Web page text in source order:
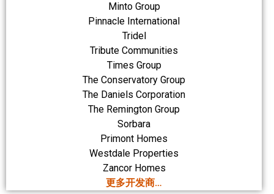
Minto Group
Pinnacle International
Tridel
Tribute Communities
Times Group
The Conservatory Group
The Daniels Corporation
The Remington Group
Sorbara
Primont Homes
Westdale Properties
Zancor Homes
更多开发商…